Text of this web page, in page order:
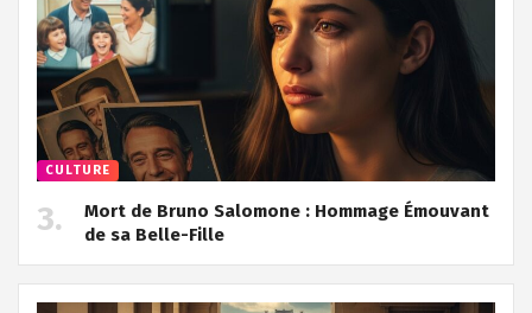
CULTURE
Mort de Bruno Salomone : Hommage Émouvant
de sa Belle-Fille